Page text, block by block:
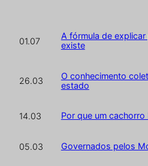
01.07
A fórmula de
existe
26.03
O conhecimento
estado
14.03 Por que um cachorro
05.03 Governados pelos